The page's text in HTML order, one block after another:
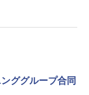
ググループ合同